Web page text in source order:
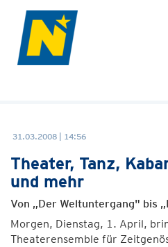
31.03.2008 | 14:56
Theater, Tanz,
und mehr
Von „Der Weltuntergang" bis
Morgen, Dienstag, 1. April,
Theaterensemble für